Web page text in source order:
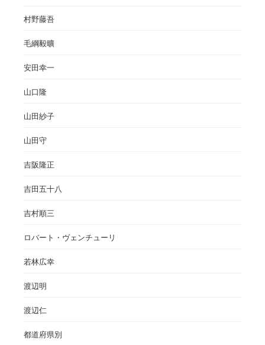
村野藤吾
毛綱毅曠
安田幸一
山口隆
山田紗子
山田守
吉阪隆正
吉田五十八
吉村順三
ロバート・ヴェンチューリ
若林広幸
渡辺明
渡辺仁
都道府県別